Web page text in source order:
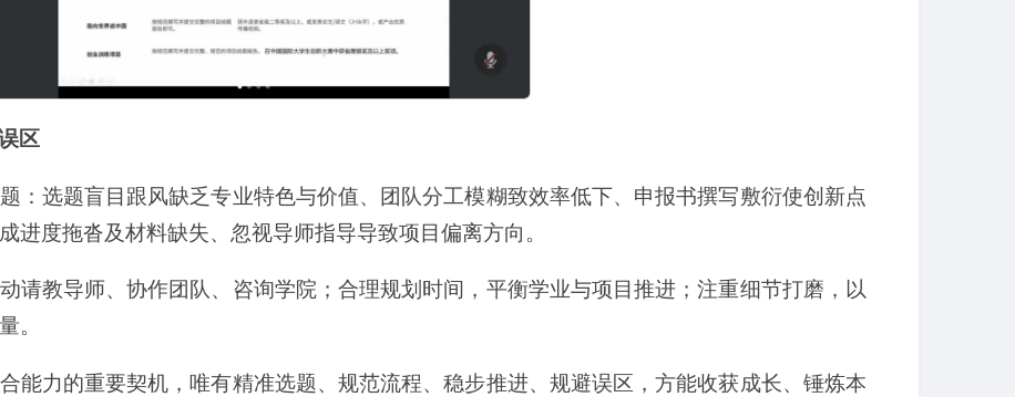
区
：选题盲目跟风缺乏专业特色与价值、团队分工模糊致效率低下、申报书撰写敷衍使创新点
进度拖沓及材料缺失、忽视导师指导导致项目偏离方向。
请教导师、协作团队、咨询学院；合理规划时间，平衡学业与项目推进；注重细节打磨，以
。
能力的重要契机，唯有精准选题、规范流程、稳步推进、规避误区，方能收获成长、锤炼本